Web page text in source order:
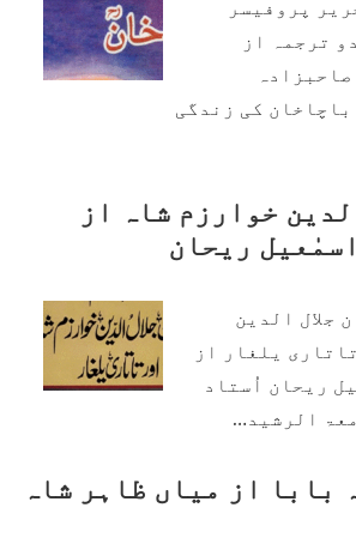
پروفیسر
ترجمہ از
کی زندگی
خوارزم شاہ از
ریحان
جلال الدین
یلغار از
ریحان اُستاد
الرشید…
بابا از میاں ظاہر شاہ